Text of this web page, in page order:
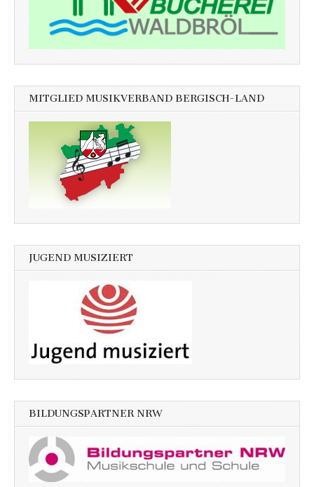
MITGLIED MUSIKVERBAND BERGISCH-LAND
JUGEND MUSIZIERT
BILDUNGSPARTNER NRW